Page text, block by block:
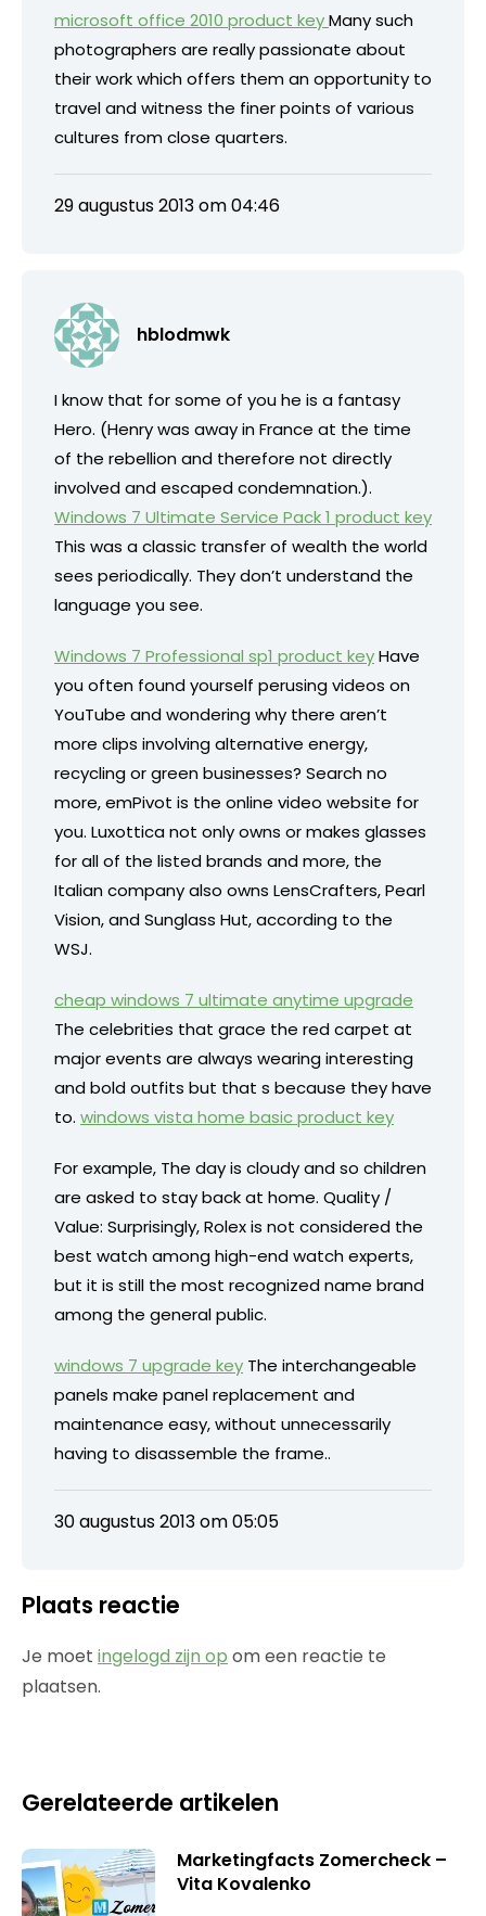
microsoft office 2010 product keyMany such
photographers are really passionate about
their work which offers them an opportunity to
travel and witness the finer points of various
cultures from close quarters.
29 augustus 2013 om 04:46
hblodmwk
I know that for some of you he is a fantasy
Hero. (Henry was away in France at the time
of the rebellion and therefore not directly
involved and escaped condemnation.).
Windows 7 Ultimate Service Pack 1 product key
This was a classic transfer of wealth the world
sees periodically. They don’t understand the
language you see.
Windows 7 Professional sp1 product keyHave
you often found yourself perusing videos on
YouTube and wondering why there aren’t
more clips involving alternative energy,
recycling or green businesses? Search no
more, emPivot is the online video website for
you. Luxottica not only owns or makes glasses
for all of the listed brands and more, the
Italian company also owns LensCrafters, Pearl
Vision, and Sunglass Hut, according to the
WSJ.
cheap windows 7 ultimate anytime upgrade
The celebrities that grace the red carpet at
major events are always wearing interesting
and bold outfits but that s because they have
to. windows vista home basic product key
For example, The day is cloudy and so children
are asked to stay back at home. Quality /
Value: Surprisingly, Rolex is not considered the
best watch among high-end watch experts,
but it is still the most recognized name brand
among the general public.
windows 7 upgrade key The interchangeable
panels make panel replacement and
maintenance easy, without unnecessarily
having to disassemble the frame..
30 augustus 2013 om 05:05
Plaats reactie
Je moet ingelogd zijn op om een reactie te
plaatsen.
Gerelateerde artikelen
Marketingfacts Zomercheck –
Vita Kovalenko